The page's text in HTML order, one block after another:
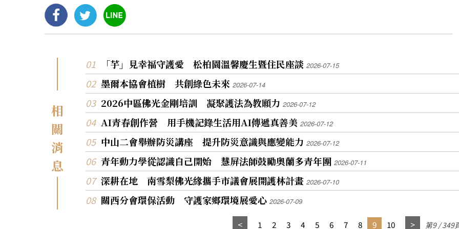
相
關
消
息
「芋」見幸福守護愛 松柏園溫馨慶生暨住民座談 2026-07-15
墨爾本協會植樹 共創綠色未來 2026-07-14
2026中區佛光金剛培訓 凝聚護法為教願力 2026-07-12
AI青春創作營 用手機記錄生活用AI傳遞真善美 2026-07-12
中山二會舉辦防災講座 提升防災意識與應變能力 2026-07-12
青年動力學從認識自己開始 慧屏法師鼓勵奧蘭多青年團 2026-07-11
深耕在地 南雪梨佛光緣攜手市議會展開護林計畫 2026-07-10
關西分會環保活動 守護家鄉環境展愛心 2026-07-09
1 2 3 4 5 6 7 8 9 10 第9 / 349